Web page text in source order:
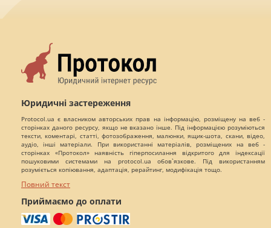
Юридичні застереження
Protocol.ua є власником авторських прав на інформацію, розміщену на веб -
сторінках даного ресурсу, якщо не вказано інше. Під інформацією розуміються
тексти, коментарі, статті, фотозображення, малюнки, ящик-шота, скани, відео,
аудіо, інші матеріали. При використанні матеріалів, розміщених на веб -
сторінках «Протокол» наявність гіперпосилання відкритого для індексації
пошуковими системами на protocol.ua обов`язкове. Під використанням
розуміється копіювання, адаптація, рерайтинг, модифікація тощо.
Повний текст
Приймаємо до оплати